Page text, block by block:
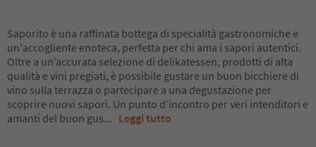
Saporito è una raffinata bottega di specialità gastronomiche e
un'accogliente enoteca, perfetta per chi ama i sapori autentici.
Oltre a un’accurata selezione di delikatessen, prodotti di alta
qualità e vini pregiati, è possibile gustare un buon bicchiere di
vino sulla terrazza o partecipare a una degustazione per
scoprire nuovi sapori. Un punto d’incontro per veri intenditori e
amanti del buon gus... Leggi tutto